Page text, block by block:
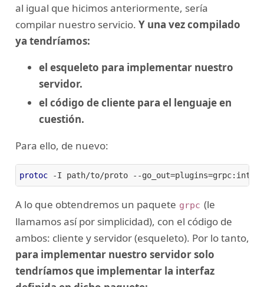
al igual que hicimos anteriormente, sería
compilar nuestro servicio. Y una vez compilado
ya tendríamos:
el esqueleto para implementar nuestro
servidor.
el código de cliente para el lenguaje en
cuestión.
Para ello, de nuevo:
protoc -I path/to/proto --
A lo que obtendremos un paquete grpc (le
llamamos así por simplicidad), con el código de
ambos: cliente y servidor (esqueleto). Por lo tanto,
para implementar nuestro servidor solo
tendríamos que implementar la interfaz